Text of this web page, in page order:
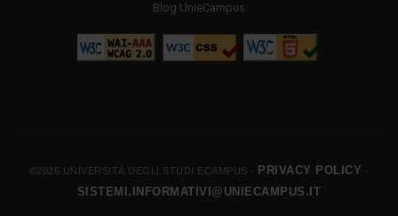
Blog UnieCampus
©2026 UNIVERSITÀ DEGLI STUDI ECAMPUS - PRIVACY POLICY -
SISTEMI.INFORMATIVI@UNIECAMPUS.IT